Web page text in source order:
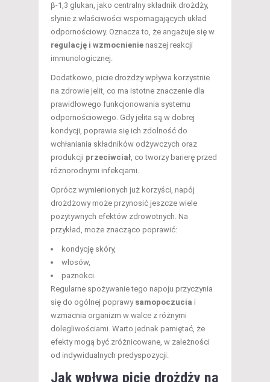
β-1,3 glukan, jako centralny składnik drożdży,
słynie z właściwości wspomagających układ
odpornościowy. Oznacza to, że angażuje się w
regulację i wzmocnienie naszej reakcji
immunologicznej.
Dodatkowo, picie drożdży wpływa korzystnie
na zdrowie jelit, co ma istotne znaczenie dla
prawidłowego funkcjonowania systemu
odpornościowego. Gdy jelita są w dobrej
kondycji, poprawia się ich zdolność do
wchłaniania składników odżywczych oraz
produkcji przeciwciał, co tworzy barierę przed
różnorodnymi infekcjami.
Oprócz wymienionych już korzyści, napój
drożdżowy może przynosić jeszcze wiele
pozytywnych efektów zdrowotnych. Na
przykład, może znacząco poprawić:
kondycję skóry,
włosów,
paznokci.
Regularne spożywanie tego napoju przyczynia
się do ogólnej poprawy samopoczucia i
wzmacnia organizm w walce z różnymi
dolegliwościami. Warto jednak pamiętać, że
efekty mogą być zróżnicowane, w zależności
od indywidualnych predyspozycji.
Jak wpływa picie drożdży na